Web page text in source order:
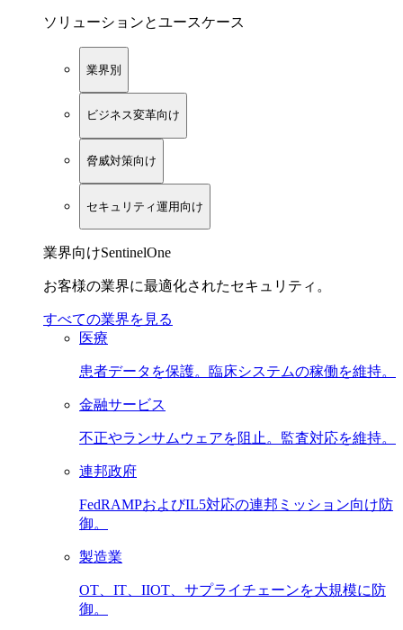
ソリューションとユースケース
業界別
ビジネス変革向け
脅威対策向け
セキュリティ運用向け
業界向けSentinelOne
お客様の業界に最適化されたセキュリティ。
すべての業界を見る
医療
患者データを保護。臨床システムの稼働を維持。
金融サービス
不正やランサムウェアを阻止。監査対応を維持。
連邦政府
FedRAMPおよびIL5対応の連邦ミッション向け防
御。
製造業
OT、IT、IIOT、サプライチェーンを大規模に防
御。